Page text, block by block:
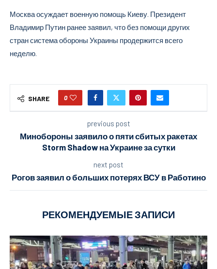
Москва осуждает военную помощь Киеву. Президент
Владимир Путин ранее заявил, что без помощи других
стран система обороны Украины продержится всего
неделю.
SHARE 0
previous post
Минобороны заявило о пяти сбитых ракетах
Storm Shadow на Украине за сутки
next post
Рогов заявил о больших потерях ВСУ в Работино
РЕКОМЕНДУЕМЫЕ ЗАПИСИ